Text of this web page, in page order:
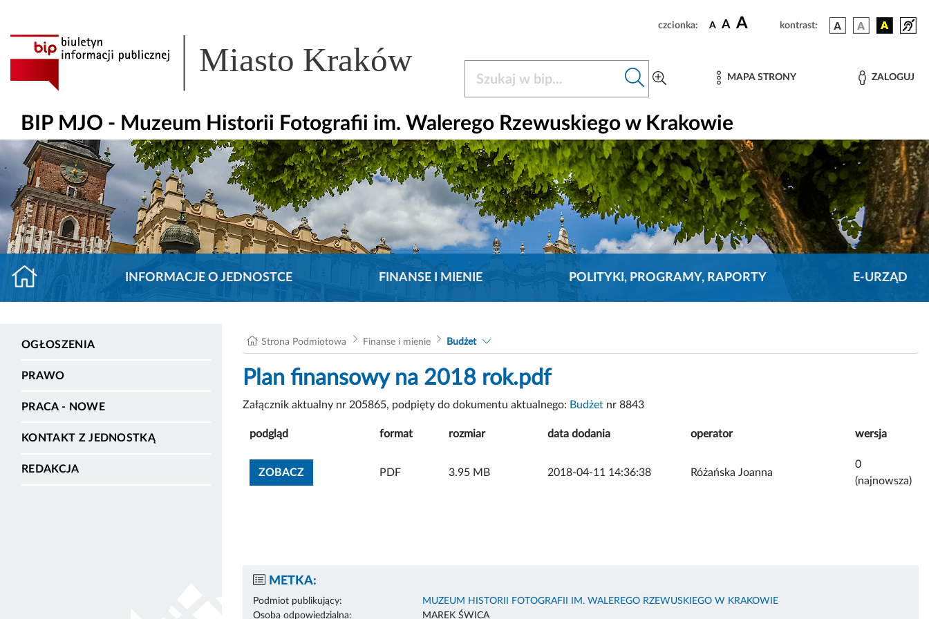
czcionka: A A A kontrast:
Miasto Kraków MAPA STRONY ZALOGUJ
BIP MJO - Muzeum Historii Fotografii im. Walerego Rzewuskiego w Krakowie
INFORMACJE O JEDNOSTCE FINANSE I MIENIE POLITYKI, PROGRAMY, RAPORTY E-URZĄD
OGŁOSZENIA
PRAWO
PRACA - NOWE
KONTAKT Z JEDNOSTKĄ
REDAKCJA
Strona Podmiotowa Finanse i mienie Budżet
Plan finansowy na 2018 rok.pdf
Załącznik aktualny nr 205865, podpięty do dokumentu aktualnego: Budżet nr 8843
podgląd format rozmiar data dodania operator wersja
ZOBACZZOBACZ ZAŁĄCZNIK
PDF 3.95 MB 2018-04-11 14:36:38 Różańska Joanna
0
(najnowsza)
METKA:
Podmiot publikujący:
MUZEUM HISTORII FOTOGRAFII IM. WALEREGO RZEWUSKIEGO W KRAKOWIE
Osoba odpowiedzialna:
MAREK ŚWICA